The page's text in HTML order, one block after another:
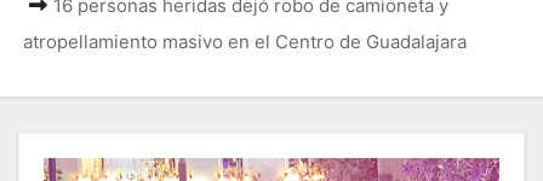
16 personas heridas dejó robo de camioneta y
atropellamiento masivo en el Centro de Guadalajara